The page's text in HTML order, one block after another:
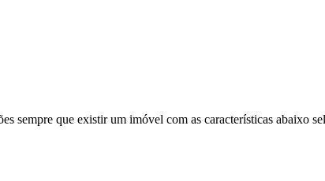
sempre que existir um imóvel com as características abaixo